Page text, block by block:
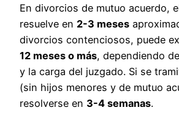
En divorcios de mutuo acuerdo,
resuelve en 2-3 meses
divorcios contenciosos, puede
12 meses o más, dependiendo
y la carga del juzgado. Si se
(sin hijos menores y de mutuo
resolverse en 3-4 semanas.